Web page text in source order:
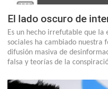
El lado oscuro de
Es un hecho irrefutable que la
sociales ha cambiado nuestra
difusión masiva de
falsa y teorías de la